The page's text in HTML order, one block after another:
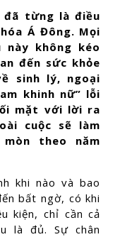
đã từng là điều
Á Đông. Mọi
không kéo
đến sức khỏe
sinh lý, ngoại
khinh nữ” lỗi
mặt với lời ra
cuộc sẽ làm
theo năm
khi nào và bao
bất ngờ, có khi
kiện, chỉ cần cả
là đủ. Sự chân